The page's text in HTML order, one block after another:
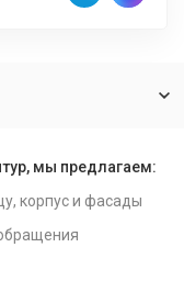
мы предлагаем:
корпус и фасады